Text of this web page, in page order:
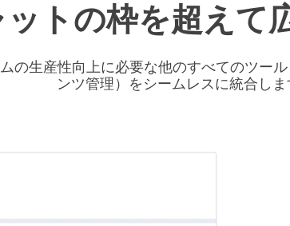
ットの枠を超えて
の生産性向上に必要な他のすべてのツー
ンツ管理）をシームレスに統合しま